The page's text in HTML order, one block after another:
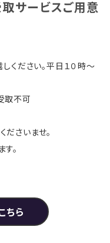
サービスご用意
ください。平日１０時～
取不可
さいませ。
。
ちら